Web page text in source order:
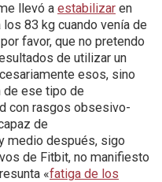
llevó a estabilizar en
83 kg cuando venía de
favor, que no pretendo
de utilizar un
esos, sino
de ese tipo de
con rasgos obsesivo-
de
medio después, sigo
de Fitbit, no manifiesto
«fatiga de los